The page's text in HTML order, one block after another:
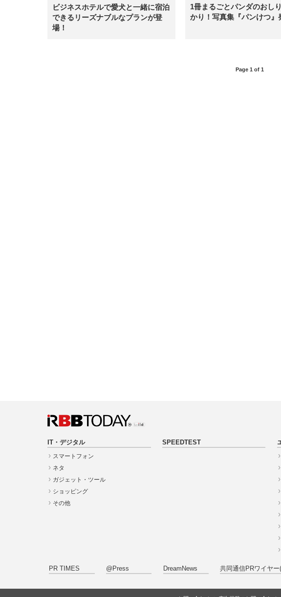
ビジネスホテルで愛犬と一緒に宿泊
できるリーズナブルなプランが登
場！
1冊まるごとパンダのおし
かり！写真集『パンけつ』
Page 1 of 1
IT・デジタル
スマートフォン
ネタ
ガジェット・ツール
ショッピング
その他
SPEEDTEST
PR TIMES @Press DreamNews 共同通信PRワイヤー